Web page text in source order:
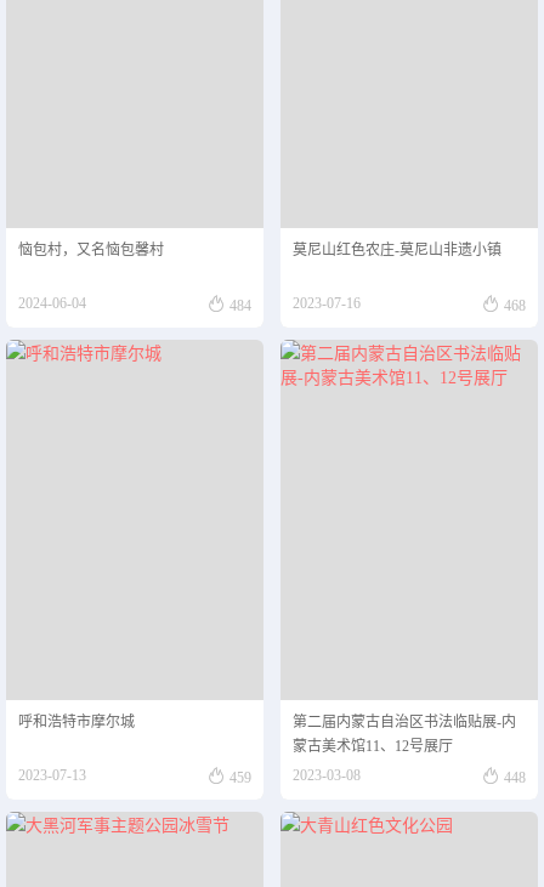
恼包村，又名恼包馨村
2024-06-04  484
莫尼山红色农庄-莫尼山非遗小镇
2023-07-16  468
呼和浩特市摩尔城
2023-07-13  459
第二届内蒙古自治区书法临贴展-内
蒙古美术馆11、12号展厅
2023-03-08
 448